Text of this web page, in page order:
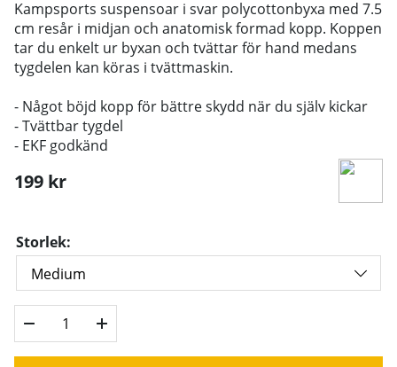
Kampsports suspensoar i svar polycottonbyxa med 7.5
cm resår i midjan och anatomisk formad kopp. Koppen
tar du enkelt ur byxan och tvättar för hand medans
tygdelen kan köras i tvättmaskin.
- Något böjd kopp för bättre skydd när du själv kickar
- Tvättbar tygdel
- EKF godkänd
199 kr
Storlek: